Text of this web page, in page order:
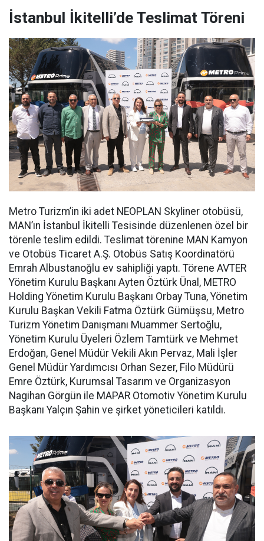
İstanbul İkitelli’de Teslimat Töreni
Metro Turizm’in iki adet NEOPLAN Skyliner otobüsü,
MAN’ın İstanbul İkitelli Tesisinde düzenlenen özel bir
törenle teslim edildi. Teslimat törenine MAN Kamyon
ve Otobüs Ticaret A.Ş. Otobüs Satış Koordinatörü
Emrah Albustanoğlu ev sahipliği yaptı. Törene AVTER
Yönetim Kurulu Başkanı Ayten Öztürk Ünal, METRO
Holding Yönetim Kurulu Başkanı Orbay Tuna, Yönetim
Kurulu Başkan Vekili Fatma Öztürk Gümüşsu, Metro
Turizm Yönetim Danışmanı Muammer Sertoğlu,
Yönetim Kurulu Üyeleri Özlem Tamtürk ve Mehmet
Erdoğan, Genel Müdür Vekili Akın Pervaz, Mali İşler
Genel Müdür Yardımcısı Orhan Sezer, Filo Müdürü
Emre Öztürk, Kurumsal Tasarım ve Organizasyon
Nagihan Görgün ile MAPAR Otomotiv Yönetim Kurulu
Başkanı Yalçın Şahin ve şirket yöneticileri katıldı.